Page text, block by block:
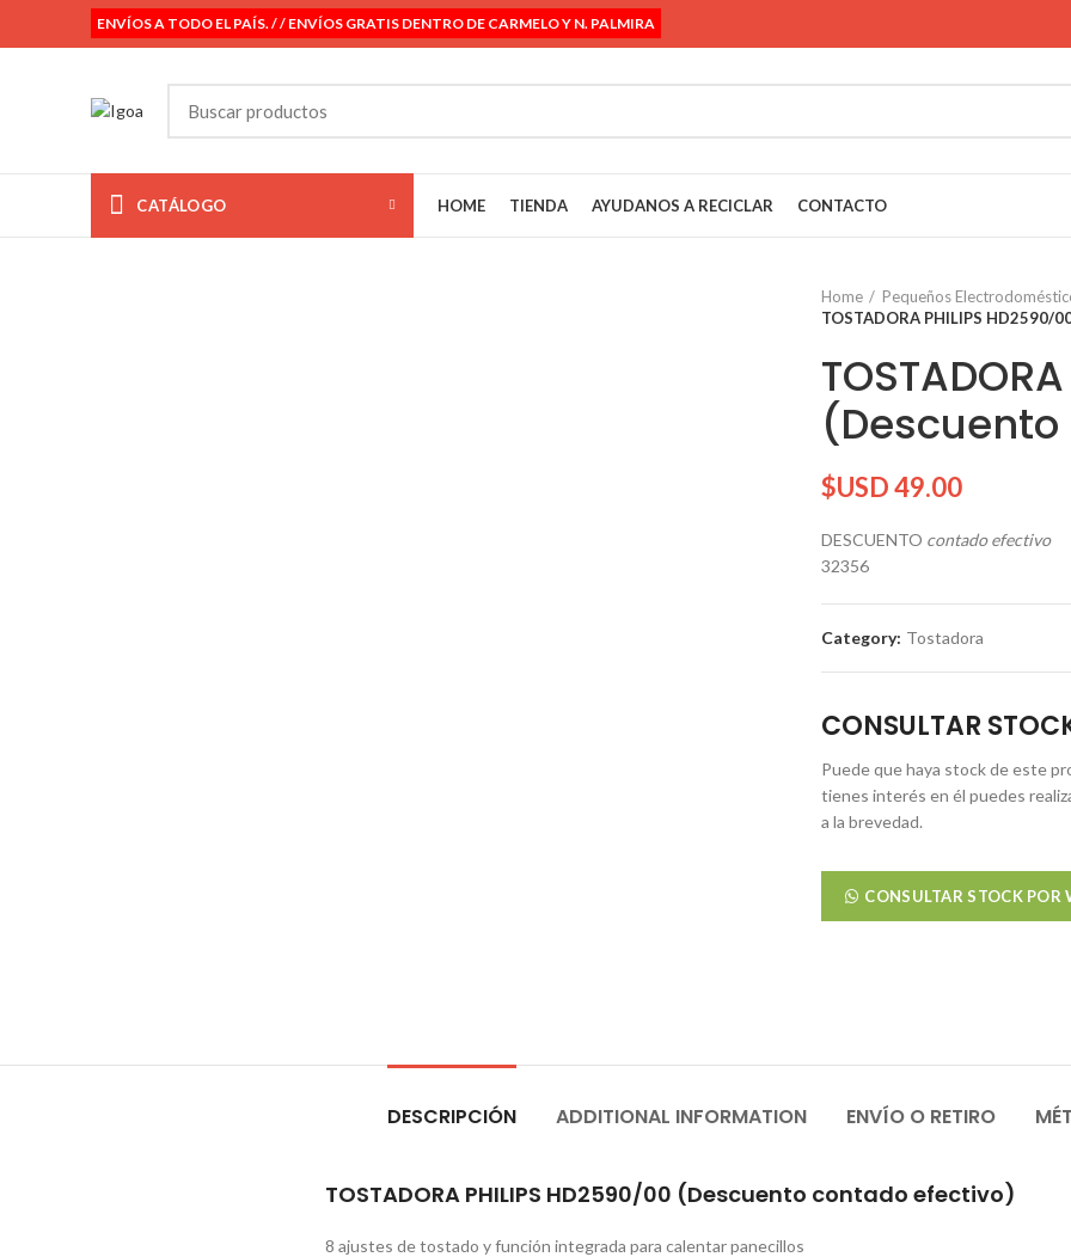
ENVÍOS A TODO EL PAÍS. / / ENVÍOS GRATIS DENTRO DE CARMELO Y N. PALMIRA
CATÁLOGO HOME TIENDA AYUDANOS A RECICLAR CONTACTO
Home Pequeños
TOSTADORA PHILIPS
$USD49.00
DESCUENTO contado efectivo
32356
Category: Tostadora
CONSULTAR
Puede que haya stock de este
tienes interés en él puedes
a la brevedad.
CONSULTAR STOCK POR
DESCRIPCIÓN ADDITIONAL INFORMATION ENVÍO O RETIRO
TOSTADORA PHILIPS HD2590/00 (Descuento contado efectivo)
8 ajustes de tostado y función integrada para calentar panecillos